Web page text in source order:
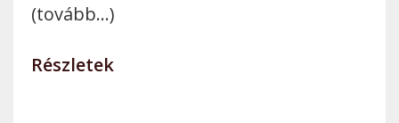
(tovább…)
Részletek